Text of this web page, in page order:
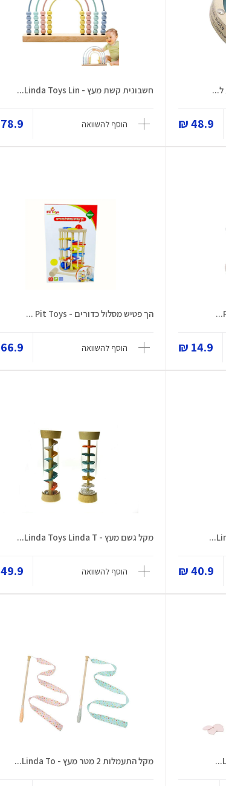
ל...
48.9 ₪
חשבונית קשת מעץ - Linda Toys Lin...
הוסף להשוואה 78.9 ₪
14.9 ₪
הך פטיש מסלול כדורים - Pit Toys ...
הוסף להשוואה 66.9 ₪
40.9 ₪
מקל גשם מעץ - Linda Toys Linda T...
הוסף להשוואה 49.9 ₪
מקל התעמלות 2 מטר מעץ - Linda To...